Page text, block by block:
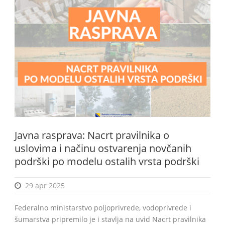
BiH
Javna rasprava: Nacrt pravilnika o
uslovima i načinu ostvarenja novčanih
podrški po modelu ostalih vrsta podrški
29 apr 2025
Federalno ministarstvo poljoprivrede, vodoprivrede i
šumarstva pripremilo je i stavlja na uvid Nacrt pravilnika